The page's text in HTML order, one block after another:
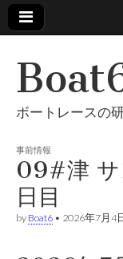
ボートレースの
事前情報
09#津 サ
日目
by Boat6 • 2026年7月4